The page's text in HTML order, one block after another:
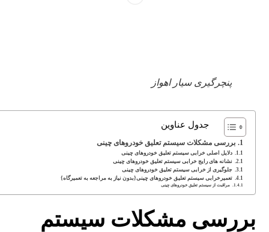
پنچرگیری سیار اهواز
جدول عناوین
بررسی مشکلات سیستم تعلیق خودروهای چینی
دلایل اصلی خرابی سیستم تعلیق خودروهای چینی
نشانه های رایج خرابی سیستم تعلیق خودروهای چینی
جلوگیری از خرابی سیستم تعلیق خودروهای چینی
تعمیرخرابی سیستم تعلیق خودروهای چینی{بدون نیاز به مراجعه به تعمیرگاه}
مراقبت از سیستم تعلیق خودروهای چینی
بررسی مشکلات سیستم